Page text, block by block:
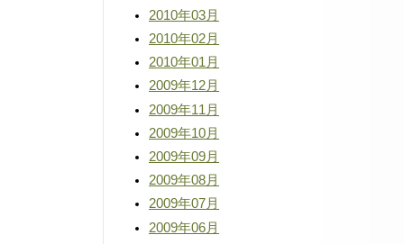
2010年03月
2010年02月
2010年01月
2009年12月
2009年11月
2009年10月
2009年09月
2009年08月
2009年07月
2009年06月